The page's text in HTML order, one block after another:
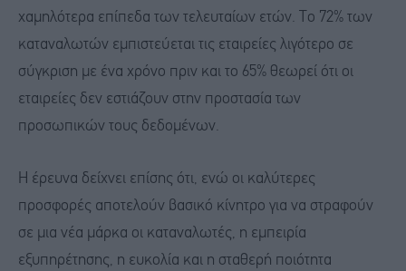
χαμηλότερα επίπεδα των τελευταίων ετών. Το 72% των
καταναλωτών εμπιστεύεται τις εταιρείες λιγότερο σε
σύγκριση με ένα χρόνο πριν και το 65% θεωρεί ότι οι
εταιρείες δεν εστιάζουν στην προστασία των
προσωπικών τους δεδομένων.
Η έρευνα δείχνει επίσης ότι, ενώ οι καλύτερες
προσφορές αποτελούν βασικό κίνητρο για να στραφούν
σε μια νέα μάρκα οι καταναλωτές, η εμπειρία
εξυπηρέτησης, η ευκολία και η σταθερή ποιότητα